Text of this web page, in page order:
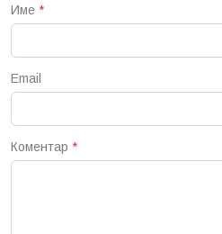
Име *
Email
Коментар *